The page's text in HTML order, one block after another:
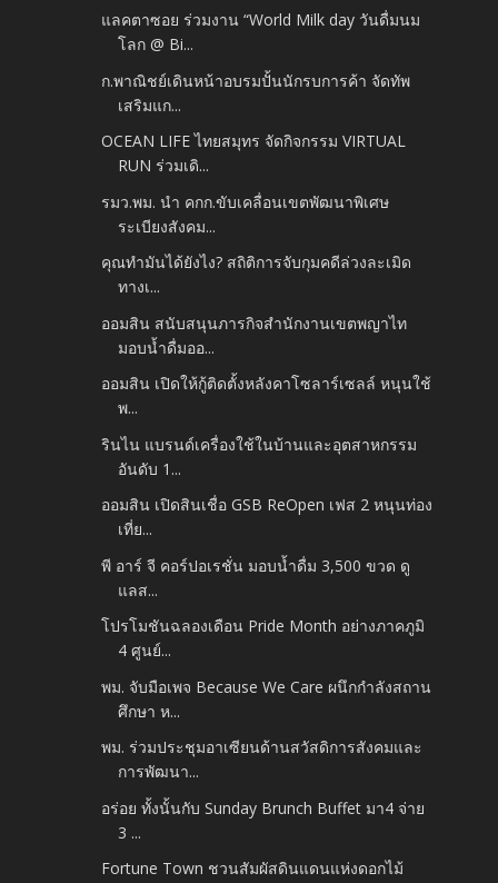
แลคตาซอย ร่วมงาน “World Milk day วันดื่มนม
โลก @ Bi...
ก.พาณิชย์เดินหน้าอบรมปั้นนักรบการค้า จัดทัพ
เสริมแก...
OCEAN LIFE ไทยสมุทร จัดกิจกรรม VIRTUAL
RUN ร่วมเดิ...
รมว.พม. นำ คกก.ขับเคลื่อนเขตพัฒนาพิเศษ
ระเบียงสังคม...
คุณทำมันได้ยังไง? สถิติการจับกุมคดีล่วงละเมิด
ทางเ...
ออมสิน สนับสนุนภารกิจสำนักงานเขตพญาไท
มอบน้ำดื่มออ...
ออมสิน เปิดให้กู้ติดตั้งหลังคาโซลาร์เซลล์ หนุนใช้
พ...
รินไน แบรนด์เครื่องใช้ในบ้านและอุตสาหกรรม
อันดับ 1...
ออมสิน เปิดสินเชื่อ GSB ReOpen เฟส 2 หนุนท่อง
เที่ย...
พี อาร์ จี คอร์ปอเรชั่น มอบน้ำดื่ม 3,500 ขวด ดู
แลส...
โปรโมชันฉลองเดือน Pride Month อย่างภาคภูมิ
4 ศูนย์...
พม. จับมือเพจ Because We Care ผนึกกำลังสถาน
ศึกษา ห...
พม. ร่วมประชุมอาเซียนด้านสวัสดิการสังคมและ
การพัฒนา...
อร่อย ทั้งนั้นกับ Sunday Brunch Buffet มา4 จ่าย
3 ...
Fortune Town ชวนสัมผัสดินแดนแห่งดอกไม้